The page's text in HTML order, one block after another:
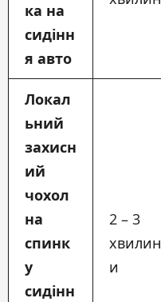
ка на
сидінн
я авто
Локал
ьний
захисн
ий
чохол
на
спинк
у
сидінн
2 – 3
хвилин
и